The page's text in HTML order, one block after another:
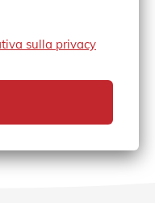
sulla privacy